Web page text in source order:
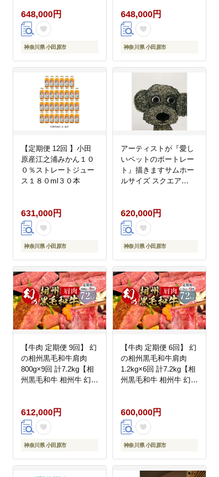
景 海 空 山
648,000円
神奈川県 小田原市
頃に見た風景 海
空 山
648,000円
神奈川県 小田原市
【定期便 12回 】小田
原産江之浦みかん１０
０％ストレートジュー
ス１８０ml３０本
631,000円
神奈川県 小田原市
アーティストが『愛し
いペットのポートレー
ト』描きますサムホー
ルサイズ スクエア
絵 横井山泰 美術 作家
227×227mm スクエア
神奈川県 小田原市 】
620,000円
神奈川県 小田原市
【牛肉 定期便 9回】 幻
の相州黒毛和牛肩肉
800g×9回 計7.2kg【相
州黒毛和牛 相州牛 幻の
様々な料理に ブランド
牛 ブランド牛肉 神奈川
特産品 神奈川県 小田原
市 】
612,000円
神奈川県 小田原市
【牛肉 定期便 6回】 幻
の相州黒毛和牛肩肉
1.2kg×6回 計7.2kg【相
州黒毛和牛 相州牛 幻の
様々な料理に ブランド
牛 ブランド牛肉 神奈川
特産品 神奈川県 小田原
市 】
600,000円
神奈川県 小田原市